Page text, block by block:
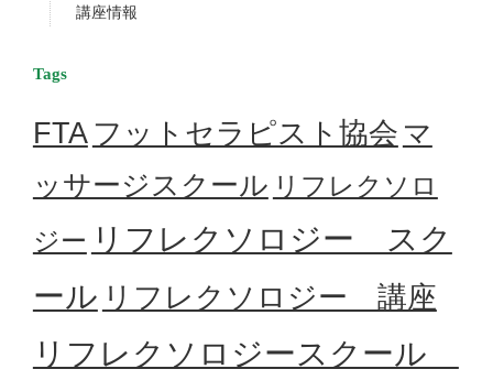
講座情報
Tags
FTA フットセラピスト協会 マ
ッサージスクール リフレクソロ
ジー リフレクソロジー スク
ール リフレクソロジー 講座
リフレクソロジースクール